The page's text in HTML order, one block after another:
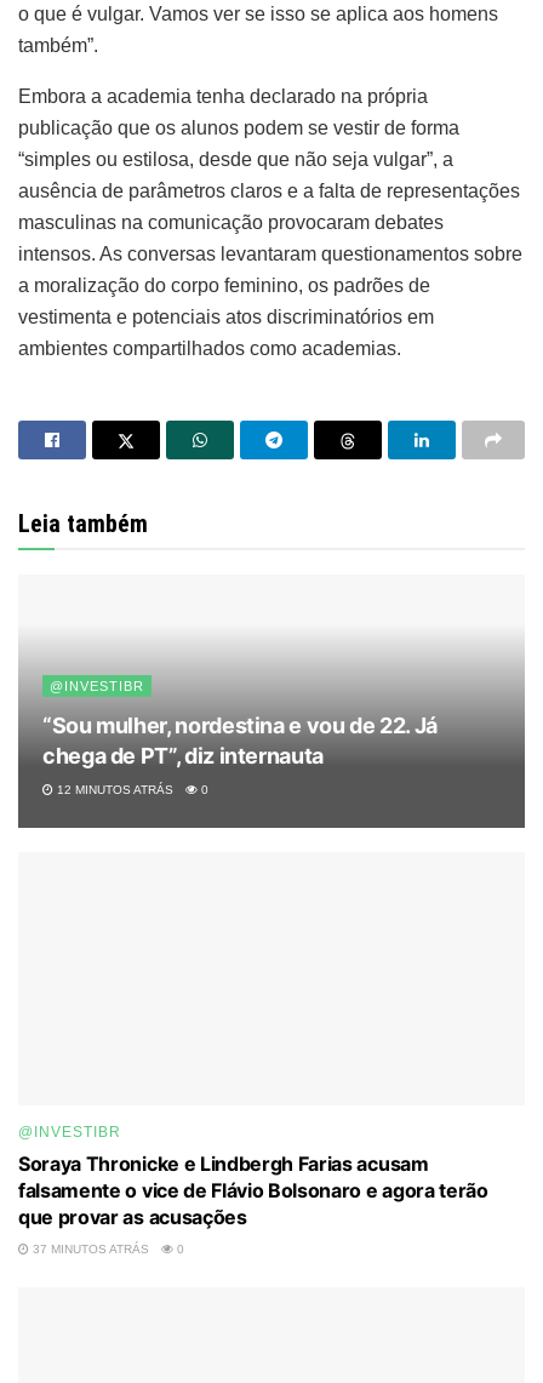
o que é vulgar. Vamos ver se isso se aplica aos homens
também”.
Embora a academia tenha declarado na própria
publicação que os alunos podem se vestir de forma
“simples ou estilosa, desde que não seja vulgar”, a
ausência de parâmetros claros e a falta de representações
masculinas na comunicação provocaram debates
intensos. As conversas levantaram questionamentos sobre
a moralização do corpo feminino, os padrões de
vestimenta e potenciais atos discriminatórios em
ambientes compartilhados como academias.
Leia também
@INVESTIBR
“Sou mulher, nordestina e vou de 22. Já
chega de PT”, diz internauta
12 MINUTOS ATRÁS 0
@INVESTIBR
Soraya Thronicke e Lindbergh Farias acusam
falsamente o vice de Flávio Bolsonaro e agora terão
que provar as acusações
37 MINUTOS ATRÁS 0